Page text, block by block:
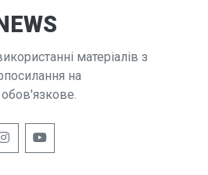
матеріалів з
на